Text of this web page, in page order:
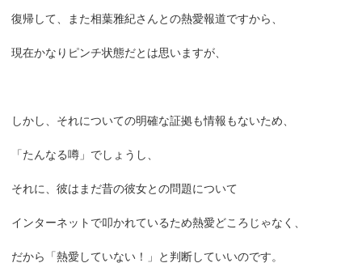
復帰して、また相葉雅紀さんとの熱愛報道ですから、
現在かなりピンチ状態だとは思いますが、
しかし、それについての明確な証拠も情報もないため、
「たんなる噂」でしょうし、
それに、彼はまだ昔の彼女との問題について
インターネットで叩かれているため熱愛どころじゃなく、
だから「熱愛していない！」と判断していいのです。